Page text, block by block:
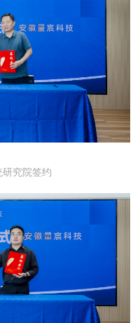
究院签约